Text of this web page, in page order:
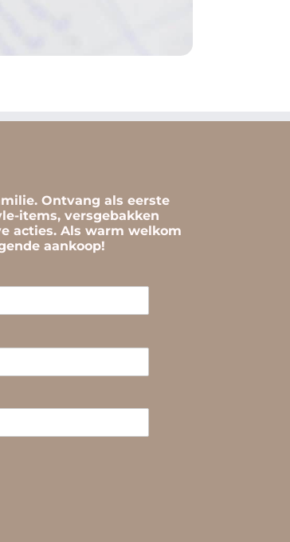
Ontvang als eerste
items, versgebakken
acties. Als warm welkom
aankoop!